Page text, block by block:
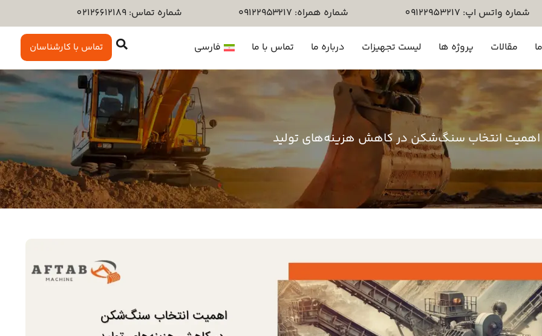
شماره واتس اپ: 09122953217 شماره همراه: ۰۹۱۲۲۹۵۳۲۱۷ شماره تماس: 02126612189
مقالات پروژه ها لیست تجهیزات درباره ما تماس با ما فارسی تماس با کارشناسان
اهمیت انتخاب سنگ‌شکن در کاهش هزینه‌های تولید